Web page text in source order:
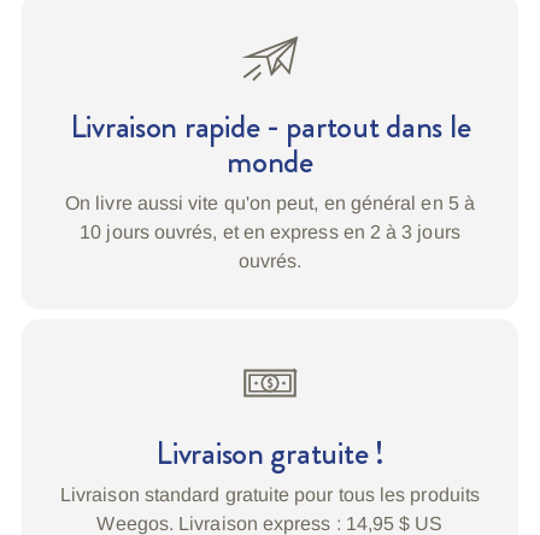
Livraison rapide - partout dans le
monde
On livre aussi vite qu'on peut, en général en 5 à
10 jours ouvrés, et en express en 2 à 3 jours
ouvrés.
Livraison gratuite !
Livraison standard gratuite pour tous les produits
Weegos. Livraison express : 14,95 $ US